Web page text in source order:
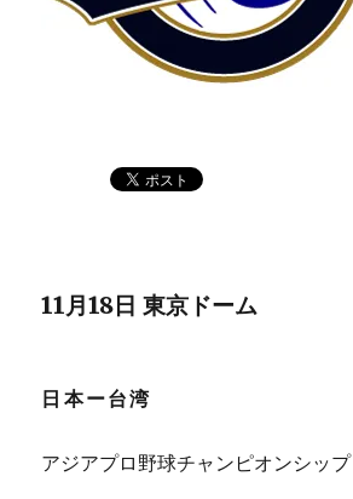
11月18日 東京ドーム
日本ー台湾
アジアプロ野球チャンピオンシップ